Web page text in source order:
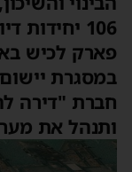
106
פארק לכיש
במסגרת
חברת "דירה
ותנהל את